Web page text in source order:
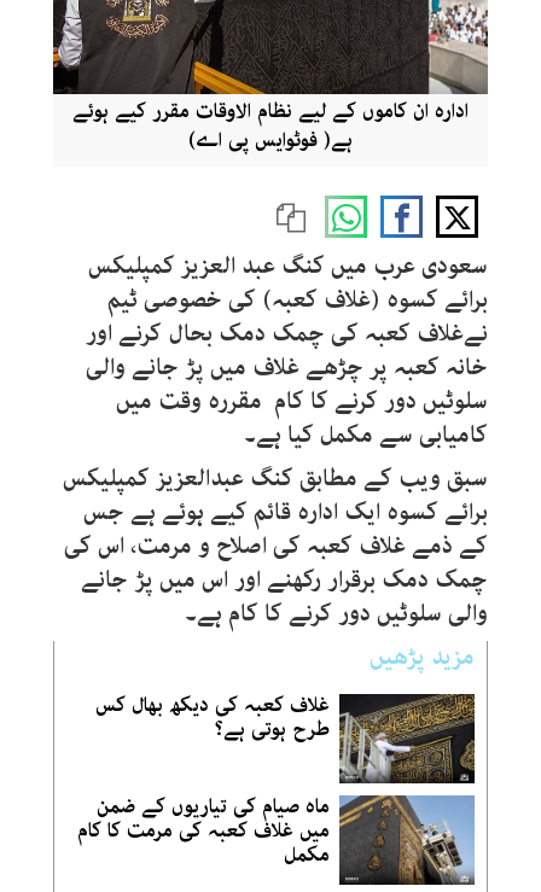
ادارہ ان کاموں کے لیے نظام الاوقات مقرر کیے ہوئے
ہے( فوٹوایس پی اے)
سعودی عرب میں کنگ عبد العزیز کمپلیکس
برائے کسوہ (غلاف کعبہ) کی خصوصی ٹیم
نےغلاف کعبہ کی چمک دمک بحال کرنے اور
خانہ کعبہ پر چڑھے غلاف میں پڑ جانے والی
سلوٹیں دور کرنے کا کام مقررہ وقت میں
کامیابی سے مکمل کیا ہے۔
سبق ویب کے مطابق کنگ عبدالعزیز کمپلیکس
برائے کسوہ ایک ادارہ قائم کیے ہوئے ہے جس
کے ذمے غلاف کعبہ کی اصلاح و مرمت، اس کی
چمک دمک برقرار رکھنے اور اس میں پڑ جانے
والی سلوٹیں دور کرنے کا کام ہے۔
مزید پڑھیں
غلاف کعبہ کی دیکھ بھال کس
طرح ہوتی ہے؟
ماہ صیام کی تیاریوں کے ضمن
میں غلاف کعبہ کی مرمت کا کام
مکمل